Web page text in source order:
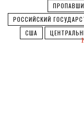
РОССИЙСКИЙ
США